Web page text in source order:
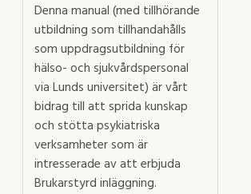
Denna manual (med tillhörande
utbildning som tillhandahålls
som uppdragsutbildning för
hälso- och sjukvårdspersonal
via Lunds universitet) är vårt
bidrag till att sprida kunskap
och stötta psykiatriska
verksamheter som är
intresserade av att erbjuda
Brukarstyrd inläggning.